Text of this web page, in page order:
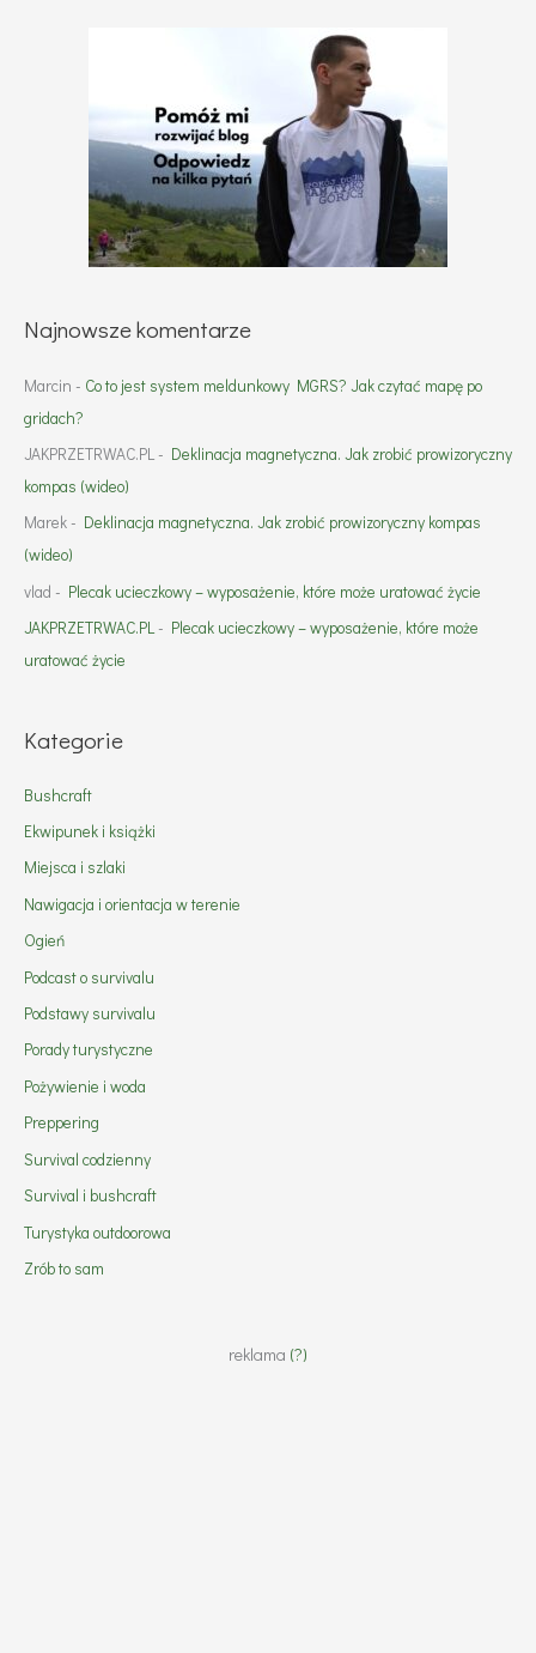
Najnowsze komentarze
Marcin - Co to jest system meldunkowy MGRS? Jak czytać mapę po
gridach?
JAKPRZETRWAC.PL - Deklinacja magnetyczna. Jak zrobić prowizoryczny
kompas (wideo)
Marek - Deklinacja magnetyczna. Jak zrobić prowizoryczny kompas
(wideo)
vlad - Plecak ucieczkowy – wyposażenie, które może uratować życie
JAKPRZETRWAC.PL- Plecak ucieczkowy – wyposażenie, które może
uratować życie
Kategorie
Bushcraft
Ekwipunek i książki
Miejsca i szlaki
Nawigacja i orientacja w terenie
Ogień
Podcast o survivalu
Podstawy survivalu
Porady turystyczne
Pożywienie i woda
Preppering
Survival codzienny
Survival i bushcraft
Turystyka outdoorowa
Zrób to sam
reklama (?)